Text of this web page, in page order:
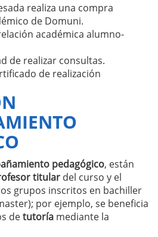
realiza una compra
de Domuni.
académica alumno-
de realizar consultas.
de realización
pedagógico, están
titular del curso y el
grupos inscritos en bachiller
por ejemplo, se beneficia
detutoría mediante la